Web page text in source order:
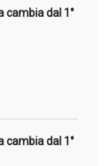
cambia dal 1°
cambia dal 1°